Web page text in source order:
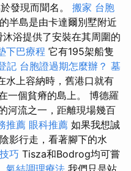
發現而聞名。 搬家 台胞
半島是由卡達爾別墅附近
浴提供了安裝在其周圍的
下巴療程 它有195架船隻
記 台胞證過期怎麼辦？ 墓
水上容納時，舊港口就有
一個貧瘠的島上。 博德羅
河流之一，距離現場幾百
推薦 眼科推薦 如果我想誠
影行走，看著腳下的水
巧 Tisza和Bodrog均可嘗
氣結調理療法 我們只是站